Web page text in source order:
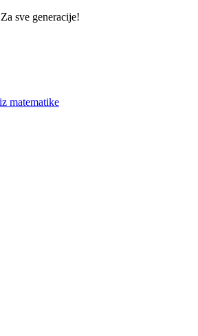
sve generacije!
matematike